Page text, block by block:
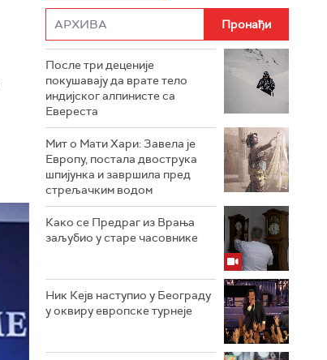
После три деценије
покушавају да врате тело
индијског алпинисте са
Евереста
Мит о Мати Хари: Завела је
Европу, постала двострука
шпијунка и завршила пред
стрељачким водом
Како се Предраг из Врања
заљубио у старе часовнике
Ник Кејв наступио у Београду
у оквиру европске турнеје